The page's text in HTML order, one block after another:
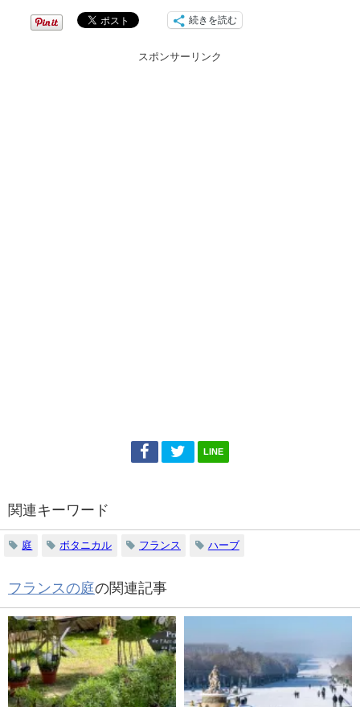
続きを読む
スポンサーリンク
LINE
関連キーワード
庭 ボタニカル フランス ハーブ
フランスの庭の関連記事